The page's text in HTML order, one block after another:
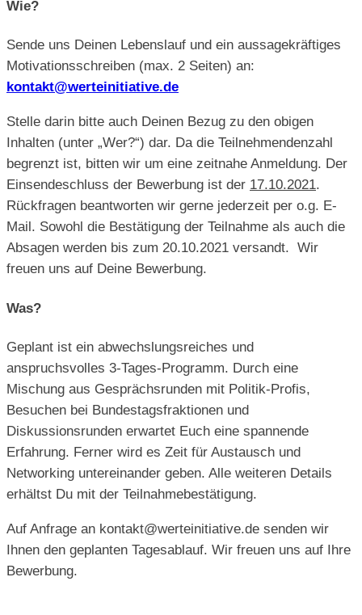
Wie?
Sende uns Deinen Lebenslauf und ein aussagekräftiges
Motivationsschreiben (max. 2 Seiten) an:
kontakt@werteinitiative.de
Stelle darin bitte auch Deinen Bezug zu den obigen
Inhalten (unter „Wer?“) dar. Da die Teilnehmendenzahl
begrenzt ist, bitten wir um eine zeitnahe Anmeldung. Der
Einsendeschluss der Bewerbung ist der 17.10.2021.
Rückfragen beantworten wir gerne jederzeit per o.g. E-
Mail. Sowohl die Bestätigung der Teilnahme als auch die
Absagen werden bis zum 20.10.2021 versandt. Wir
freuen uns auf Deine Bewerbung.
Was?
Geplant ist ein abwechslungsreiches und
anspruchsvolles 3-Tages-Programm. Durch eine
Mischung aus Gesprächsrunden mit Politik-Profis,
Besuchen bei Bundestagsfraktionen und
Diskussionsrunden erwartet Euch eine spannende
Erfahrung. Ferner wird es Zeit für Austausch und
Networking untereinander geben. Alle weiteren Details
erhältst Du mit der Teilnahmebestätigung.
Auf Anfrage an kontakt@werteinitiative.de senden wir
Ihnen den geplanten Tagesablauf. Wir freuen uns auf Ihre
Bewerbung.